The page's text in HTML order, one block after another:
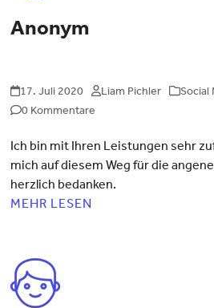
Anonym
17. Juli 2020 Liam Pichler
Social
0 Kommentare
Ich bin mit Ihren Leistungen sehr
mich auf diesem Weg für die
herzlich bedanken.
MEHR LESEN